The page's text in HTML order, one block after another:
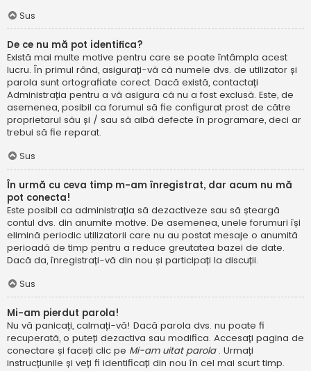
Sus
De ce nu mă pot identifica?
Există mai multe motive pentru care se poate întâmpla acest
lucru. În primul rând, asigurați-vă că numele dvs. de utilizator și
parola sunt ortografiate corect. Dacă există, contactați
Administrația pentru a vă asigura că nu a fost exclusă. Este, de
asemenea, posibil ca forumul să fie configurat prost de către
proprietarul său și / sau să aibă defecte în programare, deci ar
trebui să fie reparat.
Sus
În urmă cu ceva timp m-am înregistrat, dar acum nu mă
pot conecta!
Este posibil ca administrația să dezactiveze sau să șteargă
contul dvs. din anumite motive. De asemenea, unele forumuri își
elimină periodic utilizatorii care nu au postat mesaje o anumită
perioadă de timp pentru a reduce greutatea bazei de date.
Dacă da, înregistrați-vă din nou și participați la discuții.
Sus
Mi-am pierdut parola!
Nu vă panicați, calmați-vă! Dacă parola dvs. nu poate fi
recuperată, o puteți dezactiva sau modifica. Accesați pagina de
conectare și faceți clic pe Mi-am uitat parola . Urmați
instrucțiunile și veți fi identificați din nou în cel mai scurt timp.